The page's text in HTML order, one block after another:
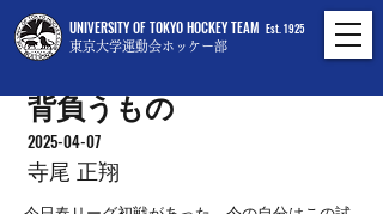
UNIVERSITY OF TOKYO HOCKEY TEAM
東京大学運動会ホッケー部
Est. 1925
背負うもの
2025-04-07
寺尾 正翔